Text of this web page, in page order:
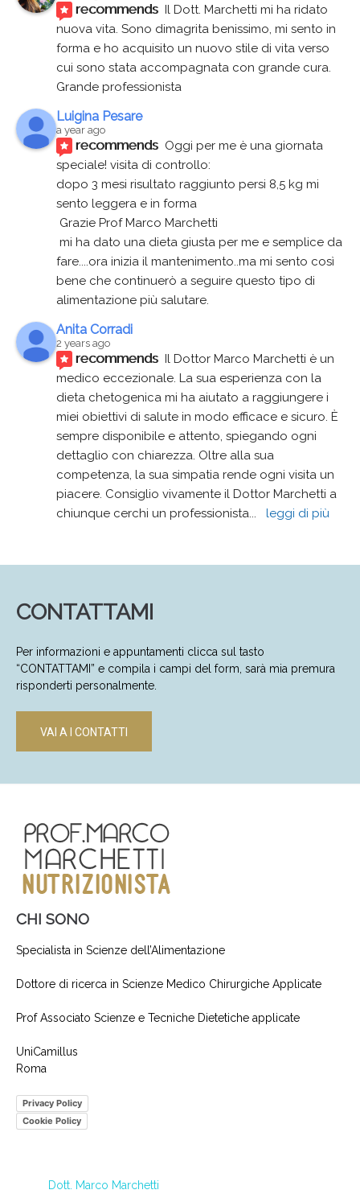
recommends Il Dott. Marchetti mi ha ridato
nuova vita. Sono dimagrita benissimo, mi sento in
forma e ho acquisito un nuovo stile di vita verso
cui sono stata accompagnata con grande cura.
Grande professionista
Luigina Pesare
a year ago
recommends Oggi per me è una giornata
speciale! visita di controllo:
dopo 3 mesi risultato raggiunto persi 8,5 kg mi
sento leggera e in forma
Grazie Prof Marco Marchetti
fare....ora inizia il mantenimento..ma mi sento così
bene che continuerò a seguire questo tipo di
alimentazione più salutare.
Anita Corradi
2 years ago
recommends Il Dottor Marco Marchetti è un
medico eccezionale. La sua esperienza con la
dieta chetogenica mi ha aiutato a raggiungere i
miei obiettivi di salute in modo efficace e sicuro. È
sempre disponibile e attento, spiegando ogni
dettaglio con chiarezza. Oltre alla sua
competenza, la sua simpatia rende ogni visita un
piacere. Consiglio vivamente il Dottor Marchetti a
chiunque cerchi un professionista... leggi di più
CONTATTAMI
Per informazioni e appuntamenti clicca sul tasto
“CONTATTAMI” e compila i campi del form, sarà mia premura
risponderti personalmente.
VAI A I CONTATTI
CHI SONO
Specialista in Scienze dell’Alimentazione
Dottore di ricerca in Scienze Medico Chirurgiche Applicate
Prof Associato Scienze e Tecniche Dietetiche applicate
UniCamillus
Roma
Privacy Policy
Cookie Policy
Dott. Marco Marchetti